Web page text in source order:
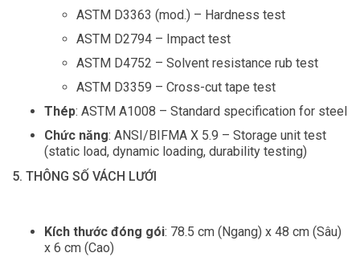
ASTM D3363 (mod.) – Hardness test
ASTM D2794 – Impact test
ASTM D4752 – Solvent resistance rub test
ASTM D3359 – Cross-cut tape test
Thép: ASTM A1008 – Standard specification for steel
Chức năng: ANSI/BIFMA X 5.9 – Storage unit test
(static load, dynamic loading, durability testing)
5. THÔNG SỐ VÁCH LƯỚI
Kích thước đóng gói: 78.5 cm (Ngang) x 48 cm (Sâu)
x 6 cm (Cao)